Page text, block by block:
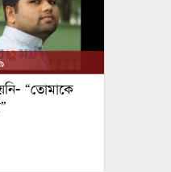
“তোমাকে